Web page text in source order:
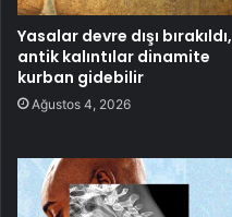
Yasalar devre dışı bırakıldı,
antik kalıntılar dinamite
kurban gidebilir
Ağustos 4, 2026